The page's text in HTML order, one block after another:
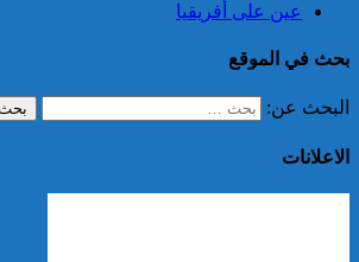
عين على أفريقيا
بحث في الموقع
البحث عن:
الاعلانات